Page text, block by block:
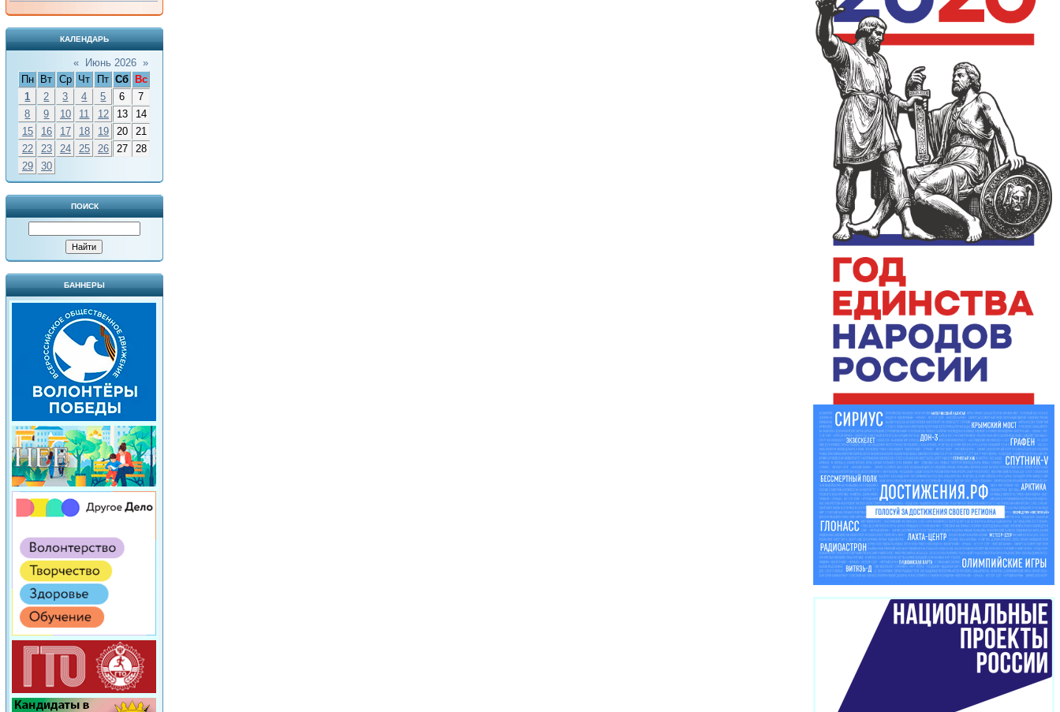
КАЛЕНДАРЬ
« Июнь 2026 »
Пн
Вт Ср Чт Пт Сб
Вс
1
2 3 4 5 6
7
8
9 10 11 12 13
14
15
16 17 18 19 20
21
22
23 24 25 26 27
28
29
30
ПОИСК
БАННЕРЫ